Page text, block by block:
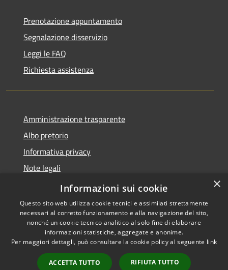
Prenotazione appuntamento
Segnalazione disservizio
Leggi le FAQ
Richiesta assistenza
Amministrazione trasparente
Albo pretorio
Informativa privacy
Note legali
Dichiarazione di accessibilità
Accessibilità
Copyright © 2026 • Comune di
Miradolo Terme • Powered by
Municipium•
Accesso
×
Informazioni sui cookie
Questo sito web utilizza cookie tecnici e assimilati strettamente
necessari al corretto funzionamento e alla navigazione del sito,
nonché un cookie tecnico analitico al solo fine di elaborare
informazioni statistiche, aggregate e anonime.
Per maggiori dettagli, può consultare la cookie policy al seguente link
ACCETTA TUTTO RIFIUTA TUTTO